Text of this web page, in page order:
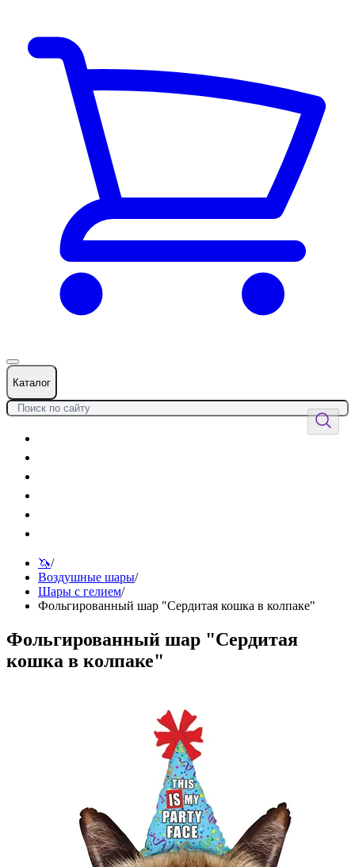
Каталог
🦄/
Воздушные шары/
Шары с гелием/
Фольгированный шар "Сердитая кошка в колпаке"
Фольгированный шар "Сердитая
кошка в колпаке"